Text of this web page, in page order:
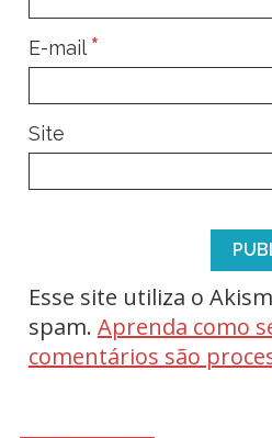
E-mail*
Site
Esse site utiliza o
spam. Aprenda como
comentários são